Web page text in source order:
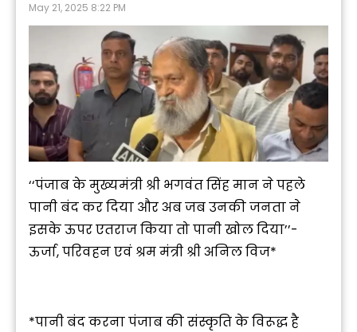
May 21, 2025 8:22 PM
‘‘पंजाब के मुख्यमंत्री श्री भगवंत सिंह मान ने पहले
पानी बंद कर दिया और अब जब उनकी जनता ने
इसके ऊपर एतराज किया तो पानी खोल दिया’’-
ऊर्जा, परिवहन एवं श्रम मंत्री श्री अनिल विज*
*पानी बंद करना पंजाब की संस्कृति के विरूद्ध है